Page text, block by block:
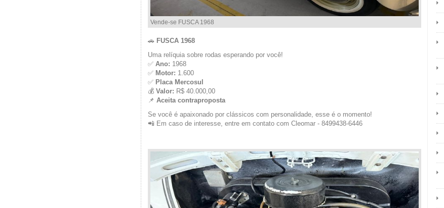
Vende-se FUSCA 1968
🚗 FUSCA 1968
Uma relíquia sobre rodas esperando por você!
✅ Ano: 1968
✅ Motor: 1.600
✅ Placa Mercosul
💰 Valor: R$ 40.000,00
📌 Aceita contraproposta
Se você é apaixonado por clássicos com personalidade, esse é o momento!
📲 Em caso de interesse, entre em contato com Cleomar - 8499438-6446